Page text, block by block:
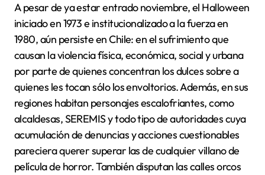
A pesar de ya estar entrado noviembre, el Halloween
iniciado en 1973 e institucionalizado a la fuerza en
1980, aún persiste en Chile: en el sufrimiento que
causan la violencia física, económica, social y urbana
por parte de quienes concentran los dulces sobre a
quienes les tocan sólo los envoltorios. Además, en sus
regiones habitan personajes escalofriantes, como
alcaldesas, SEREMIS y todo tipo de autoridades cuya
acumulación de denuncias y acciones cuestionables
pareciera querer superar las de cualquier villano de
película de horror. También disputan las calles orcos